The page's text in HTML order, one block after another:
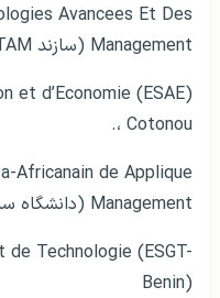
Avancees Et Des
Management (سازند ESTAM)
et d’Economie (ESAE)
، Cotonou.
Africanain de Applique
Management (دانشگاه سازندگی ESPAM)
Technologie (ESGT-
Benin)